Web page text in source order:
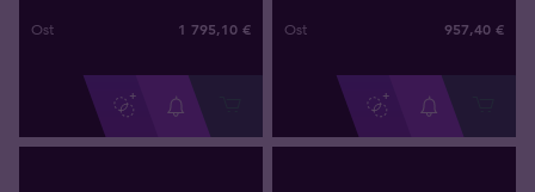
Ost 1 795,10 € Ost 957,40 €